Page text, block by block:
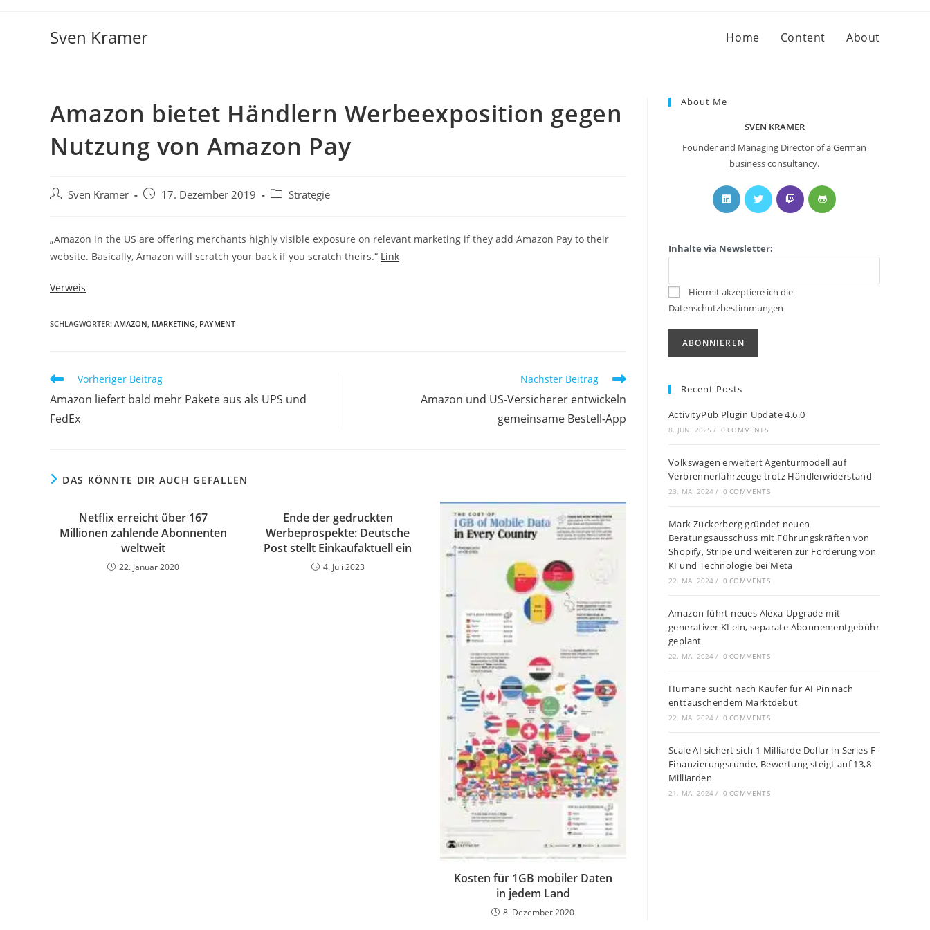
Sven Kramer Home Content About
Amazon bietet Händlern Werbeexposition gegen
Nutzung von Amazon Pay
Sven Kramer 17. Dezember 2019 Strategie
„Amazon in the US are offering merchants highly visible exposure on relevant marketing if they add Amazon Pay to their
website. Basically, Amazon will scratch your back if you scratch theirs.“ Link
Verweis
SCHLAGWÖRTER: AMAZON, MARKETING, PAYMENT
Vorheriger Beitrag
Amazon liefert bald mehr Pakete aus als UPS und
FedEx
Nächster Beitrag
Amazon und US-Versicherer entwickeln
gemeinsame Bestell-App
DAS KÖNNTE DIR AUCH GEFALLEN
Netflix erreicht über 167
Millionen zahlende Abonnenten
weltweit
22. Januar 2020
Ende der gedruckten
Werbeprospekte: Deutsche
Post stellt Einkaufaktuell ein
4. Juli 2023
Kosten für 1GB mobiler Daten
in jedem Land
8. Dezember 2020
About Me
SVEN KRAMER
Founder and Managing Director of a German
business consultancy.
Inhalte via Newsletter:
Hiermit akzeptiere ich die
Datenschutzbestimmungen
Recent Posts
ActivityPub Plugin Update 4.6.0
8. JUNI 2025 / 0 COMMENTS
Volkswagen erweitert Agenturmodell auf
Verbrennerfahrzeuge trotz Händlerwiderstand
23. MAI 2024 / 0 COMMENTS
Mark Zuckerberg gründet neuen
Beratungsausschuss mit Führungskräften von
Shopify, Stripe und weiteren zur Förderung von
KI und Technologie bei Meta
22. MAI 2024 / 0 COMMENTS
Amazon führt neues Alexa-Upgrade mit
generativer KI ein, separate Abonnementgebühr
geplant
22. MAI 2024 / 0 COMMENTS
Humane sucht nach Käufer für AI Pin nach
enttäuschendem Marktdebüt
22. MAI 2024 / 0 COMMENTS
Scale AI sichert sich 1 Milliarde Dollar in Series-F-
Finanzierungsrunde, Bewertung steigt auf 13,8
Milliarden
21. MAI 2024 / 0 COMMENTS